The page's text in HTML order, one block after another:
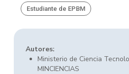
Estudiante de EPBM
Autores:
Ministerio de Ciencia
MINCIENCIAS